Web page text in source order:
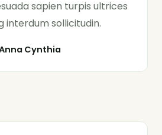
sapien turpis ultrices
interdum sollicitudin.
Cynthia